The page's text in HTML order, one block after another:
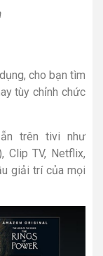
cho bạn tìm
tùy chỉnh chức
trên tivi như
Clip TV, Netflix,
giải trí của mọi